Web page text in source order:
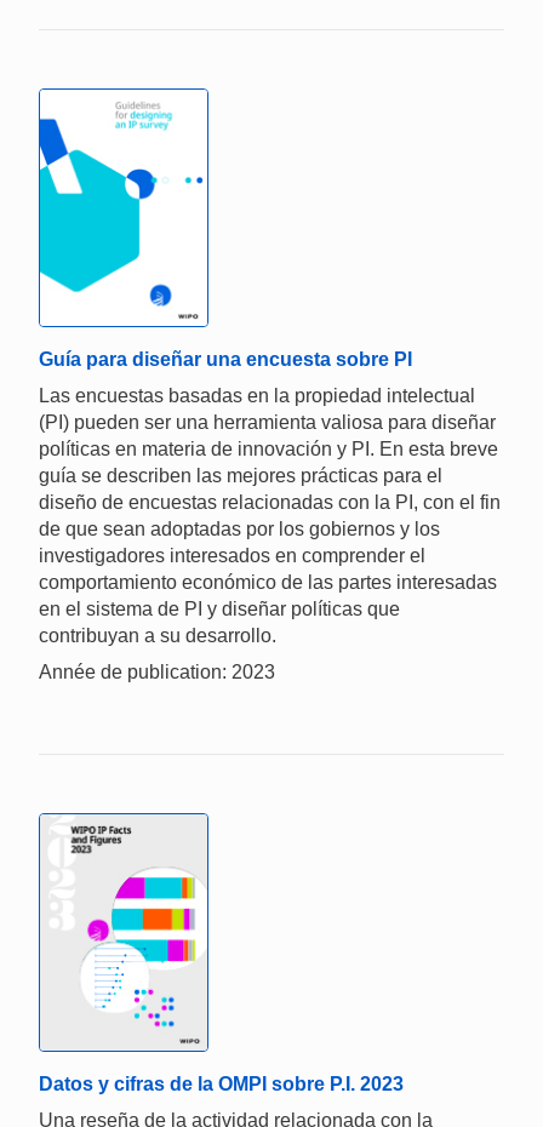
Guía para diseñar una encuesta sobre PI
Las encuestas basadas en la propiedad intelectual
(PI) pueden ser una herramienta valiosa para diseñar
políticas en materia de innovación y PI. En esta breve
guía se describen las mejores prácticas para el
diseño de encuestas relacionadas con la PI, con el fin
de que sean adoptadas por los gobiernos y los
investigadores interesados en comprender el
comportamiento económico de las partes interesadas
en el sistema de PI y diseñar políticas que
contribuyan a su desarrollo.
Année de publication: 2023
Datos y cifras de la OMPI sobre P.I. 2023
Una reseña de la actividad relacionada con la